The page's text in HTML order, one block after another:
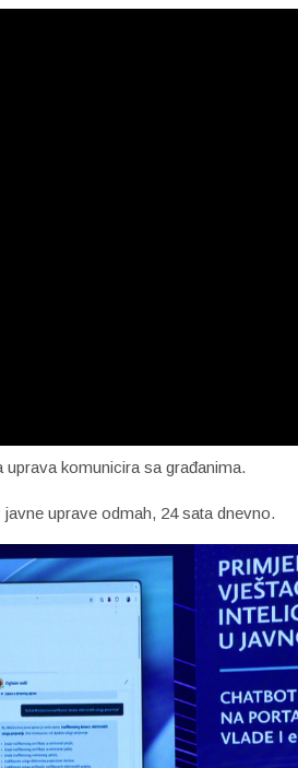
komunicira sa građanima.
uprave odmah, 24 sata dnevno.